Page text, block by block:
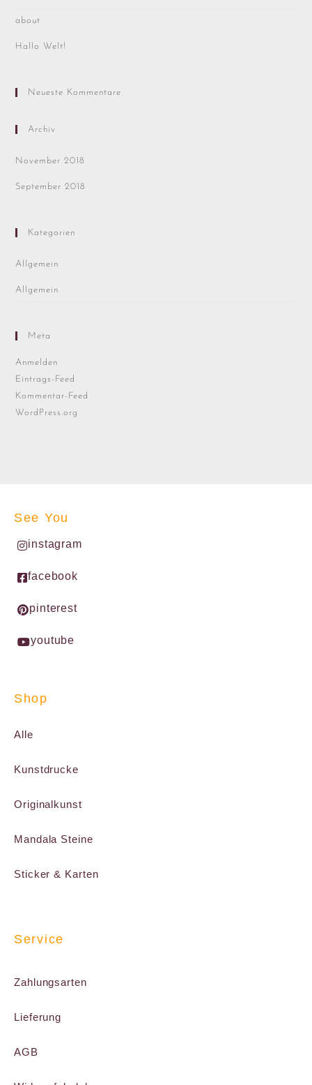
about
Hallo Welt!
Neueste Kommentare
Archiv
November 2018
September 2018
Kategorien
Allgemein
Allgemein
Meta
Anmelden
Eintrags-Feed
Kommentar-Feed
WordPress.org
See You
instagram
facebook
pinterest
youtube
Shop
Alle
Kunstdrucke
Originalkunst
Mandala Steine
Sticker & Karten
Service
Zahlungsarten
Lieferung
AGB